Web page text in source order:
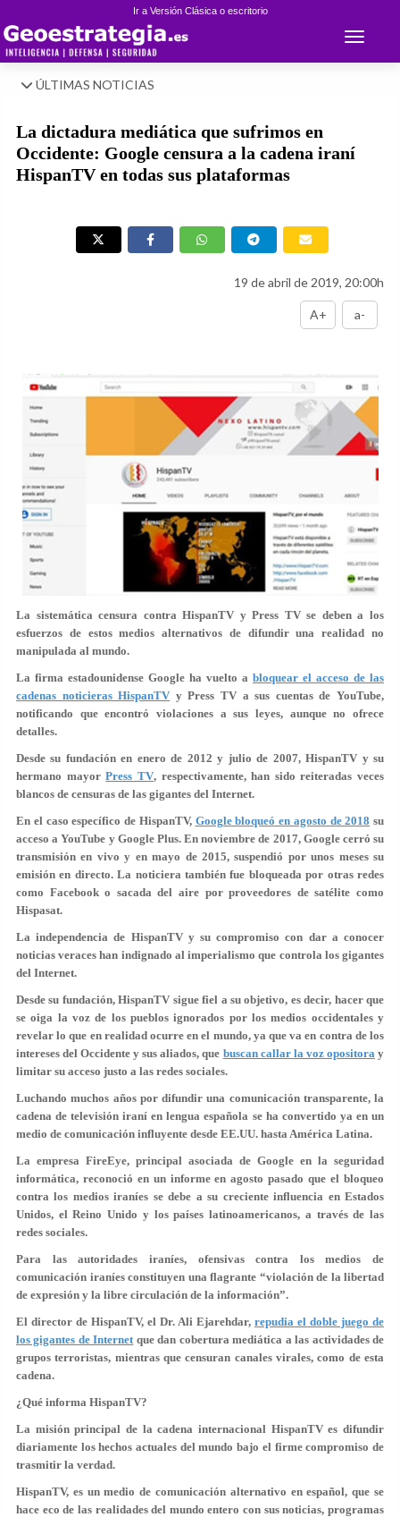
Ir a Versión Clásica o escritorio
Toggle
ÚLTIMAS NOTICIAS
La dictadura mediática que sufrimos en
Occidente: Google censura a la cadena iraní
HispanTV en todas sus plataformas
19 de abril de 2019, 20:00h
A+ a-
La sistemática censura contra HispanTV y Press TV se deben a los
esfuerzos de estos medios alternativos de difundir una realidad no
manipulada al mundo.
La firma estadounidense Google ha vuelto a bloquear el acceso de las
cadenas noticieras HispanTV y Press TV a sus cuentas de YouTube,
notificando que encontró violaciones a sus leyes, aunque no ofrece
detalles.
Desde su fundación en enero de 2012 y julio de 2007, HispanTV y su
hermano mayorPress TV, respectivamente, han sido reiteradas veces
blancos de censuras de las gigantes del Internet.
En el caso específico de HispanTV, Google bloqueó en agosto de 2018 su
acceso a YouTube y Google Plus. En noviembre de 2017, Google cerró su
transmisión en vivo y en mayo de 2015, suspendió por unos meses su
emisión en directo. La noticiera también fue bloqueada por otras redes
como Facebook o sacada del aire por proveedores de satélite como
Hispasat.
La independencia de HispanTV y su compromiso con dar a conocer
noticias veraces han indignado al imperialismo que controla los gigantes
del Internet.
Desde su fundación, HispanTV sigue fiel a su objetivo, es decir, hacer que
se oiga la voz de los pueblos ignorados por los medios occidentales y
revelar lo que en realidad ocurre en el mundo, ya que va en contra de los
intereses del Occidente y sus aliados, que buscan callar la voz opositoray
limitar su acceso justo a las redes sociales.
Luchando muchos años por difundir una comunicación transparente, la
cadena de televisión iraní en lengua española se ha convertido ya en un
medio de comunicación influyente desde EE.UU. hasta América Latina.
La empresa FireEye, principal asociada de Google en la seguridad
informática, reconoció en un informe en agosto pasado que el bloqueo
contra los medios iraníes se debe a su creciente influencia en Estados
Unidos, el Reino Unido y los países latinoamericanos, a través de las
redes sociales.
Para las autoridades iraníes, ofensivas contra los medios de
comunicación iraníes constituyen una flagrante “violación de la libertad
de expresión y la libre circulación de la información”.
El director de HispanTV, el Dr. Ali Ejarehdar, repudia el doble juego de
los gigantes de Internetque dan cobertura mediática a las actividades de
grupos terroristas, mientras que censuran canales virales, como de esta
cadena.
¿Qué informa HispanTV?
La misión principal de la cadena internacional HispanTV es difundir
diariamente los hechos actuales del mundo bajo el firme compromiso de
trasmitir la verdad.
HispanTV, es un medio de comunicación alternativo en español, que se
hace eco de las realidades del mundo entero con sus noticias, programas